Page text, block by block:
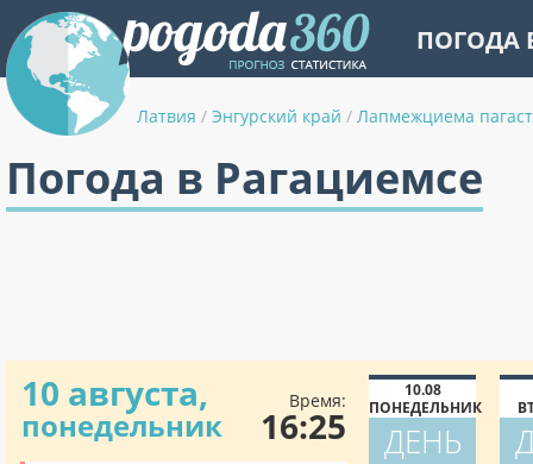
ПОГОДА
Латвия / Энгурский край / Лапмежциема
Погода в Рагациемсе
10 августа,
понедельник
Время:
16:25
10.08
ПОНЕДЕЛЬНИК
ДЕНЬ